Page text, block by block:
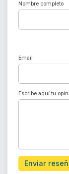
Nombre completo
Email
Escribe aquí tu
Enviar